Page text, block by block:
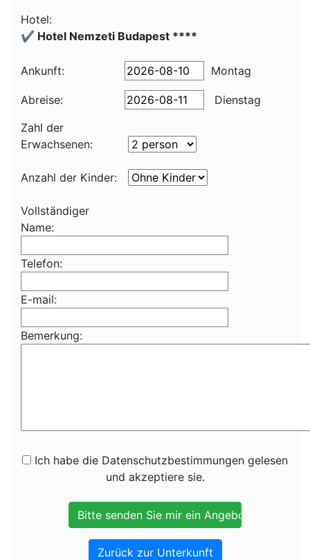
Hotel:
✔️ Hotel Nemzeti Budapest ****
Ankunft: Montag
Abreise:
Dienstag
Zahl der
Erwachsenen:
Anzahl der Kinder:
Vollständiger
Name:
Telefon:
E-mail:
Bemerkung:
Ich habe die Datenschutzbestimmungen gelesen
und akzeptiere sie.
Zurück zur Unterkunft